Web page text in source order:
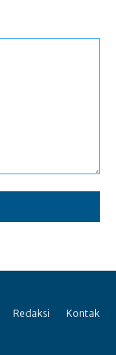
Redaksi Kontak